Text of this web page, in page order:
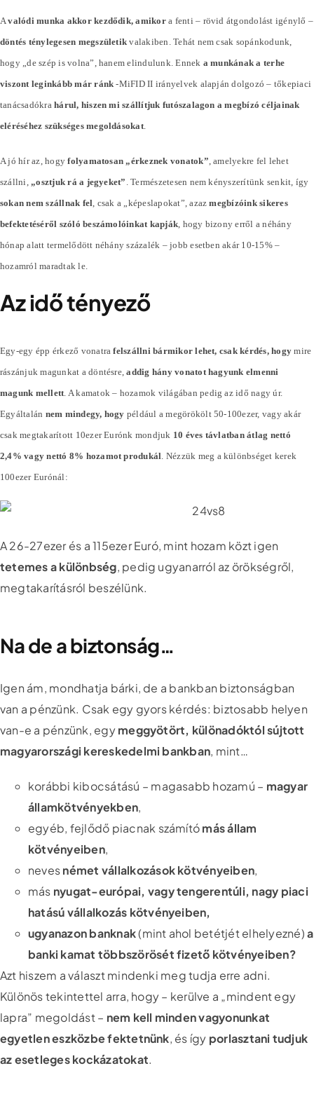
Avalódi munka akkor kezdődik, amikora fenti – rövid átgondolást igénylő –
döntés ténylegesen megszületik valakiben. Tehát nem csak sopánkodunk,
hogy „de szép is volna”, hanem elindulunk. Ennek a munkának a terhe
viszont leginkább már ránk -MiFID II irányelvek alapján dolgozó – tőkepiaci
tanácsadókrahárul, hiszen mi szállítjuk futószalagon a megbízó céljainak
eléréséhez szükséges megoldásokat.
A jó hír az, hogyfolyamatosan „érkeznek vonatok” , amelyekre fel lehet
szállni,„osztjuk rá a jegyeket” . Természetesen nem kényszerítünk senkit, így
sokan nem szállnak fel , csak a „képeslapokat”, azazmegbízóink sikeres
befektetéséről szóló beszámolóinkat kapják , hogy bizony erről a néhány
hónap alatt termelődött néhányszázalék – jobb esetben akár 10-15% –
hozamról maradtak le.
Az idő tényező
Egy-egy épp érkező vonatrafelszállni bármikor lehet, csak kérdés, hogy mire
rászánjuk magunkat a döntésre,addig hány vonatot hagyunk elmenni
magunk mellett. A kamatok – hozamok világában pedig az idő nagy úr.
Egyáltalán nem mindegy, hogy például a megörökölt 50-100ezer, vagy akár
csak megtakarított 10ezer Eurónk mondjuk 10 éves távlatban átlag nettó
2,4% vagy nettó 8% hozamot produkál. Nézzük meg a különbséget kerek
100ezer Eurónál:
A 26-27ezer és a 115ezer Euró, mint hozam közt igen
tetemes a különbség, pedig ugyanarról az örökségről,
megtakarításról beszélünk.
Na de a biztonság…
Igen ám, mondhatja bárki, de a bankban biztonságban
van a pénzünk. Csak egy gyors kérdés: biztosabb helyen
van-e a pénzünk, egymeggyötört, különadóktól sújtott
magyarországi kereskedelmi bankban, mint…
korábbi kibocsátású – magasabb hozamú – magyar
államkötvényekben,
egyéb, fejlődő piacnak számítómás állam
kötvényeiben,
nevesnémet vállalkozások kötvényeiben,
más nyugat-európai, vagy tengerentúli, nagy piaci
hatású vállalkozás kötvényeiben,
ugyanazon banknak(mint ahol betétjét elhelyezné)a
banki kamat többszörösét fizető kötvényeiben?
Azt hiszem a választ mindenki meg tudja erre adni.
Különös tekintettel arra, hogy – kerülve a „mindent egy
lapra” megoldást – nem kell minden vagyonunkat
egyetlen eszközbe fektetnünk, és így porlasztani tudjuk
az esetleges kockázatokat.